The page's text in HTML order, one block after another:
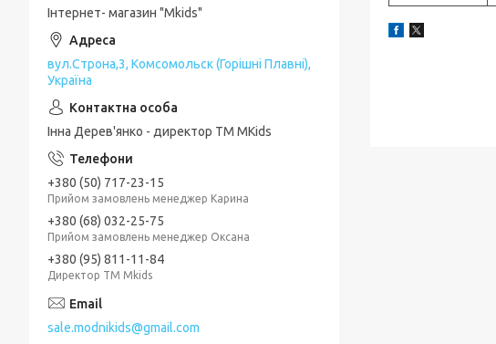
Інтернет- магазин "Mkids"
вул.Строна,3, Комсомольск (Горішні Плавні),
Україна
Інна Дерев'янко - директор TM MKids
+380 (50) 717-23-15
Прийом замовлень менеджер Карина
+380 (68) 032-25-75
Прийом замовлень менеджер Оксана
+380 (95) 811-11-84
Директор ТМ Mkids
sale.modnikids@gmail.com